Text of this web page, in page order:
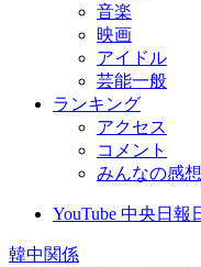
音楽
映画
アイドル
芸能一般
ランキング
アクセス
コメント
みんなの感想
YouTube 中央日報
韓中関係